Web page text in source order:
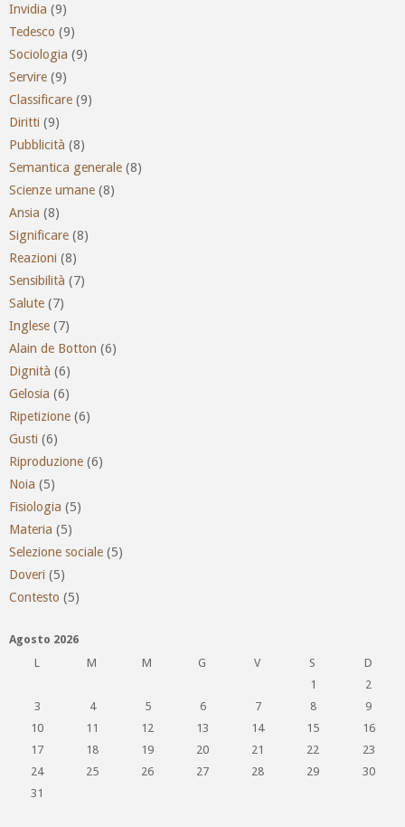
Invidia (9)
Tedesco (9)
Sociologia (9)
Servire (9)
Classificare (9)
Diritti (9)
Pubblicità (8)
Semantica generale (8)
Scienze umane (8)
Ansia (8)
Significare (8)
Reazioni (8)
Sensibilità (7)
Salute (7)
Inglese (7)
Alain de Botton (6)
Dignità (6)
Gelosia (6)
Ripetizione (6)
Gusti (6)
Riproduzione (6)
Noia (5)
Fisiologia (5)
Materia (5)
Selezione sociale (5)
Doveri (5)
Contesto (5)
Agosto 2026
L
M M G V S
D
1
2
3
4 5 6 7 8
9
10
11 12 13 14 15
16
17
18 19 20 21 22
23
24
25 26 27 28 29
30
31